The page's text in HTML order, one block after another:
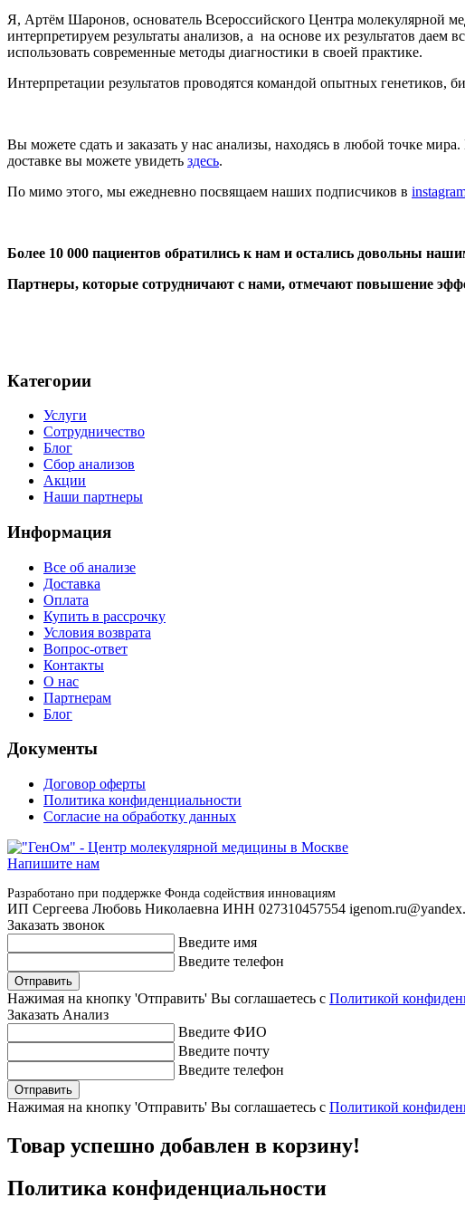
Я, Артём Шаронов, основатель Всероссийского Центра молекулярной
интерпретируем результаты анализов, а на основе их результатов
использовать современные методы диагностики в своей практике.
Интерпретации результатов проводятся командой опытных
Вы можете сдать и заказать у нас анализы, находясь в любой точке
доставке вы можете увидеть здесь.
По мимо этого, мы ежедневно посвящаем наших подписчиков в
Более 10 000 пациентов обратились к нам и остались довольны
Партнеры, которые сотрудничают с нами, отмечают повышение
Категории
Услуги
Сотрудничество
Блог
Сбор анализов
Акции
Наши партнеры
Информация
Все об анализе
Доставка
Оплата
Купить в рассрочку
Условия возврата
Вопрос-ответ
Контакты
О нас
Партнерам
Блог
Документы
Договор оферты
Политика конфиденциальности
Согласие на обработку данных
Напишите нам
Разработано при поддержке Фонда содействия инновациям
ИП Сергеева Любовь Николаевна ИНН 027310457554
Заказать звонок
Введите имя
Введите телефон
Отправить
Нажимая на кнопку 'Отправить' Вы соглашаетесь с Политикой
Заказать Анализ
Введите ФИО
Введите почту
Введите телефон
Отправить
Нажимая на кнопку 'Отправить' Вы соглашаетесь с Политикой
Товар успешно добавлен в корзину!
Политика конфиденциальности